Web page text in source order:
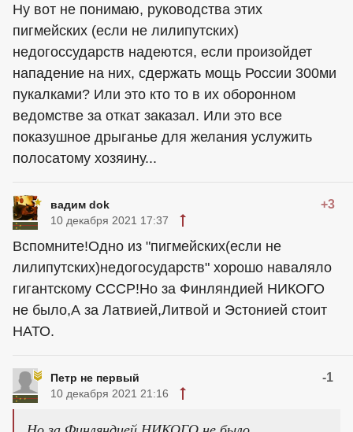
Ну вот не понимаю, руководства этих
пигмейских (если не лилипутских)
недогоссударств надеются, если произойдет
нападение на них, сдержать мощь России 300ми
пукалками? Или это кто то в их оборонном
ведомстве за откат заказал. Или это все
показушное дрыганье для желания услужить
полосатому хозяину...
вадим dok +3
10 декабря 2021 17:37
Вспомните!Одно из "пигмейских(если не
лилипутских)недогосударств" хорошо наваляло
гигантскому СССР!Но за Финляндией НИКОГО
не было,А за Латвией,Литвой и Эстонией стоит
НАТО.
Петр не первый -1
10 декабря 2021 21:16